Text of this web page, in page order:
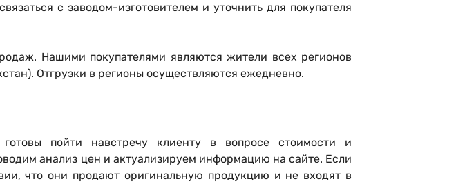
с заводом-изготовителем и уточнить для покупателя
Нашими покупателями являются жители всех регионов
Отгрузки в регионы осуществляются ежедневно.
пойти навстречу клиенту в вопросе стоимости и
анализ цен и актуализируем информацию на сайте. Если
что они продают оригинальную продукцию и не входят в